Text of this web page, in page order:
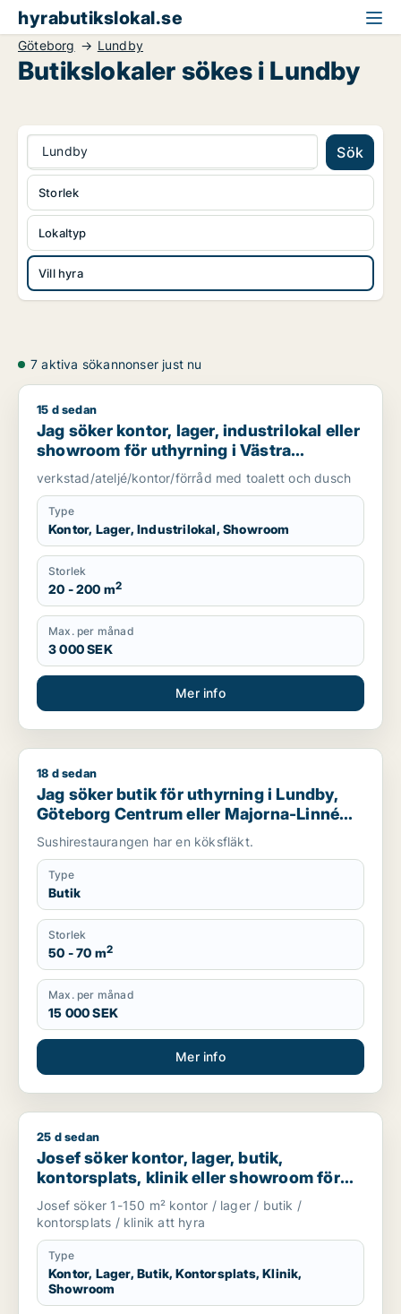
hyrabutikslokal.se
Göteborg Lundby
Butikslokaler sökes i Lundby
Lundby Sök
Lokaltyp
Vill hyra
Storlek
7 aktiva sökannonser just nu
Jag söker kontor, lager, industrilokal eller showroom för
15 d sedan
Jag söker kontor, lager, industrilokal eller
showroom för uthyrning i Västra
Götaland
verkstad/ateljé/kontor/förråd med toalett och dusch
Type
Kontor, Lager, Industrilokal, Showroom
Storlek
20 - 200 m2
Max. per månad
3 000 SEK
Mer info
Jag söker butik för uthyrning i Lundby, Göteborg Centrum
18 d sedan
Jag söker butik för uthyrning i Lundby,
Göteborg Centrum eller Majorna-Linné
m.fl.
Sushirestaurangen har en köksfläkt.
Type
Butik
Storlek
50 - 70 m2
Max. per månad
15 000 SEK
Mer info
Josef söker kontor, lager, butik, kontorsplats, klinik eller
25 d sedan
Josef söker kontor, lager, butik,
kontorsplats, klinik eller showroom för
uthyrning i Göteborg
Josef söker 1-150 m² kontor / lager / butik /
kontorsplats / klinik att hyra
Type
Kontor, Lager, Butik, Kontorsplats, Klinik,
Showroom